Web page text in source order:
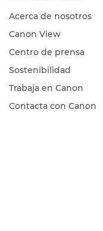
Acerca de nosotros
Canon View
Centro de prensa
Sostenibilidad
Trabaja en Canon
Contacta con Canon